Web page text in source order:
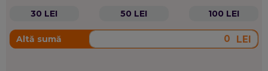
30 LEI
50 LEI 100 LEI
Altă sumă LEI